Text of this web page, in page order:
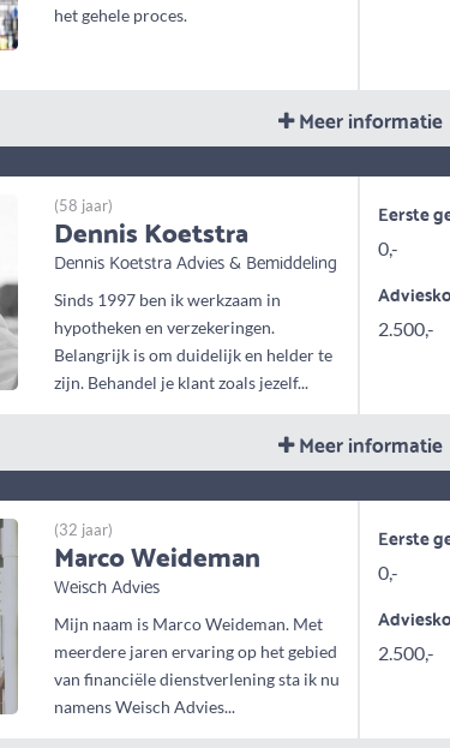
het gehele proces.
Meer informatie
(58 jaar)
Dennis Koetstra
Dennis Koetstra Advies & Bemiddeling
Sinds 1997 ben ik werkzaam in
hypotheken en verzekeringen.
Belangrijk is om duidelijk en helder te
zijn. Behandel je klant zoals jezelf...
Eerste
0,-
2.500,-
Meer informatie
(32 jaar)
Marco Weideman
Weisch Advies
Mijn naam is Marco Weideman. Met
meerdere jaren ervaring op het gebied
van financiële dienstverlening sta ik nu
namens Weisch Advies...
Eerste
0,-
2.500,-